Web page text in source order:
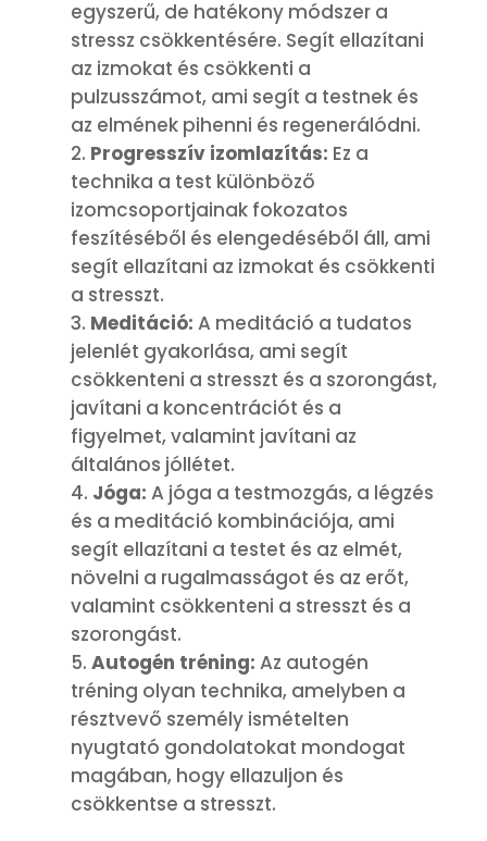
egyszerű, de hatékony módszer a
stressz csökkentésére. Segít ellazítani
az izmokat és csökkenti a
pulzusszámot, ami segít a testnek és
az elmének pihenni és regenerálódni.
Progresszív izomlazítás: Ez a
technika a test különböző
izomcsoportjainak fokozatos
feszítéséből és elengedéséből áll, ami
segít ellazítani az izmokat és csökkenti
a stresszt.
Meditáció: A meditáció a tudatos
jelenlét gyakorlása, ami segít
csökkenteni a stresszt és a szorongást,
javítani a koncentrációt és a
figyelmet, valamint javítani az
általános jóllétet.
Jóga: A jóga a testmozgás, a légzés
és a meditáció kombinációja, ami
segít ellazítani a testet és az elmét,
növelni a rugalmasságot és az erőt,
valamint csökkenteni a stresszt és a
szorongást.
Autogén tréning: Az autogén
tréning olyan technika, amelyben a
résztvevő személy ismételten
nyugtató gondolatokat mondogat
magában, hogy ellazuljon és
csökkentse a stresszt.